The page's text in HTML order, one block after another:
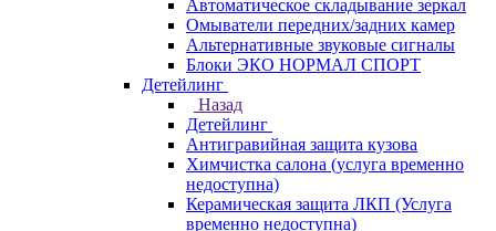
Автоматическое складывание зеркал
Омыватели передних/задних камер
Альтернативные звуковые сигналы
Блоки ЭКО НОРМАЛ СПОРТ
Детейлинг
Назад
Детейлинг
Антигравийная защита кузова
Химчистка салона (услуга временно
недоступна)
Керамическая защита ЛКП (Услуга
временно недоступна)